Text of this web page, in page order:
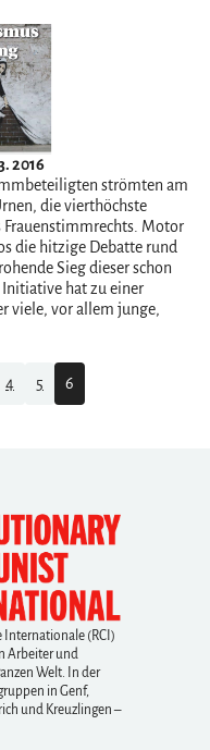
2016
strömten am
die vierthöchste
Motor
die hitzige Debatte rund
Sieg dieser schon
hat zu einer
viele, vor allem junge,
4 5 6
(RCI)
Arbeiter und
Welt. In der
in Genf,
und Kreuzlingen –